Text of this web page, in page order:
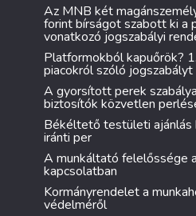
Az MNB két
forint bírságot szabott ki a
vonatkozó jogszabályi
Platformokból kapuőrök?
piacokról szóló jogszabályt
A gyorsított perek
biztosítók közvetlen
Békéltető testületi ajánlás
iránti per
A munkáltató felelőssége
kapcsolatban
Kormányrendelet a
védelméről